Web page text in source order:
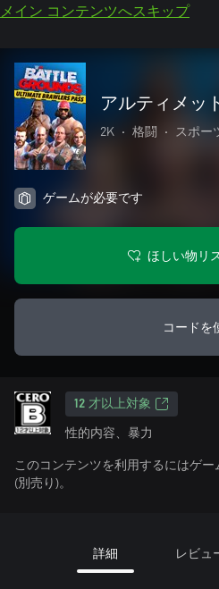
メイン コンテンツへスキップ
アルティメッ
2K • 格闘 • スポー
ゲームが必要です
ほしい物リ
コードを
12 才以上対象
性的内容、暴力
このコンテンツを利用するにはゲ
(別売り)。
詳細 レビュ